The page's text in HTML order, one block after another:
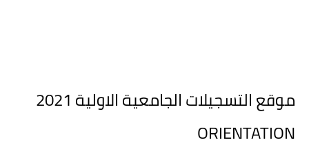
موقع التسجيلات الجامعية الاولية 2021
ORIENTATION